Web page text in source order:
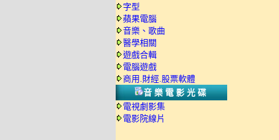
字型
蘋果電腦
音樂、歌曲
醫學相關
遊戲合輯
電腦遊戲
商用.財經.股票軟體
音樂電影光碟
電視劇影集
電影院線片